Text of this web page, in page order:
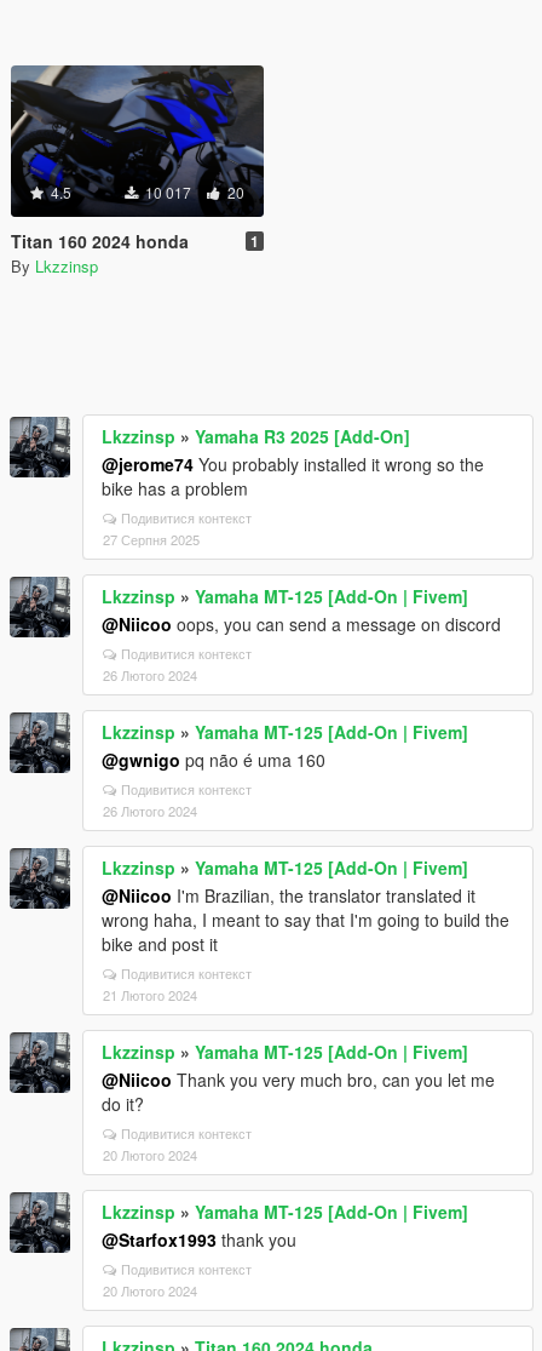
4.5 10 017 20
Titan 160 2024 honda 1
By Lkzzinsp
Lkzzinsp » Yamaha R3 2025 [Add-On]
@jerome74 You probably installed it wrong so the
bike has a problem
Подивитися контекст
27 Серпня 2025
Lkzzinsp » Yamaha MT-125 [Add-On | Fivem]
@Niicoo oops, you can send a message on discord
Подивитися контекст
26 Лютого 2024
Lkzzinsp » Yamaha MT-125 [Add-On | Fivem]
@gwnigo pq não é uma 160
Подивитися контекст
26 Лютого 2024
Lkzzinsp » Yamaha MT-125 [Add-On | Fivem]
@Niicoo I'm Brazilian, the translator translated it
wrong haha, I meant to say that I'm going to build the
bike and post it
Подивитися контекст
21 Лютого 2024
Lkzzinsp » Yamaha MT-125 [Add-On | Fivem]
@Niicoo Thank you very much bro, can you let me
do it?
Подивитися контекст
20 Лютого 2024
Lkzzinsp » Yamaha MT-125 [Add-On | Fivem]
@Starfox1993 thank you
Подивитися контекст
20 Лютого 2024